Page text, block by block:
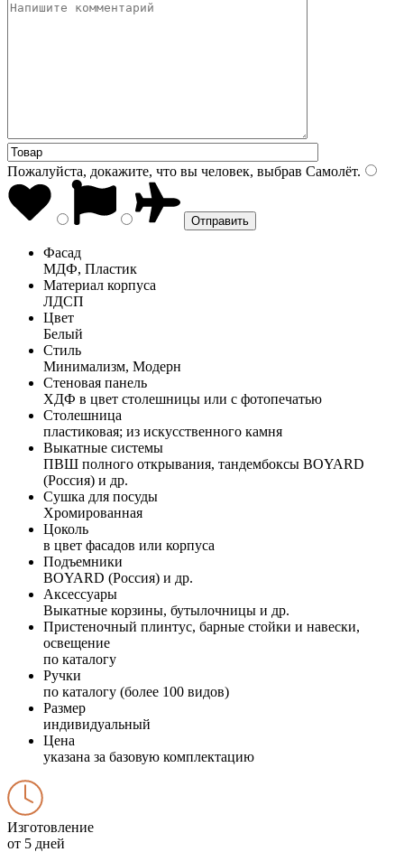
Пожалуйста, докажите, что вы человек, выбрав Самолёт.
Фасад
МДФ, Пластик
Материал корпуса
ЛДСП
Цвет
Белый
Стиль
Минимализм, Модерн
Стеновая панель
ХДФ в цвет столешницы или с фотопечатью
Столешница
пластиковая; из искусственного камня
Выкатные системы
ПВШ полного открывания, тандембоксы BOYARD
(Россия) и др.
Сушка для посуды
Хромированная
Цоколь
в цвет фасадов или корпуса
Подъемники
BOYARD (Россия) и др.
Аксессуары
Выкатные корзины, бутылочницы и др.
Пристеночный плинтус, барные стойки и навески,
освещение
по каталогу
Ручки
по каталогу (более 100 видов)
Размер
индивидуальный
Цена
указана за базовую комплектацию
Изготовление
от 5 дней